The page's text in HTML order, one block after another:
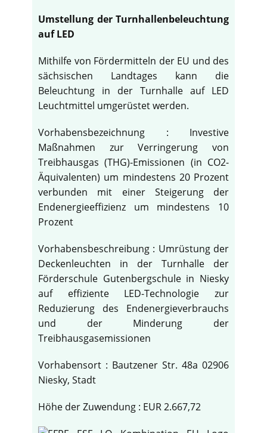
Umstellung der Turnhallenbeleuchtung
auf LED
Mithilfe von Fördermitteln der EU und des
sächsischen Landtages kann die
Beleuchtung in der Turnhalle auf LED
Leuchtmittel umgerüstet werden.
Vorhabensbezeichnung : Investive
Maßnahmen zur Verringerung von
Treibhausgas (THG)-Emissionen (in CO2-
Äquivalenten) um mindestens 20 Prozent
verbunden mit einer Steigerung der
Endenergieeffizienz um mindestens 10
Prozent
Vorhabensbeschreibung : Umrüstung der
Deckenleuchten in der Turnhalle der
Förderschule Gutenbergschule in Niesky
auf effiziente LED-Technologie zur
Reduzierung des Endenergieverbrauchs
und der Minderung der
Treibhausgasemissionen
Vorhabensort : Bautzener Str. 48a 02906
Niesky, Stadt
Höhe der Zuwendung : EUR 2.667,72